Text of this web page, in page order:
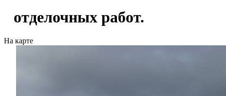
отделочных работ.
На карте